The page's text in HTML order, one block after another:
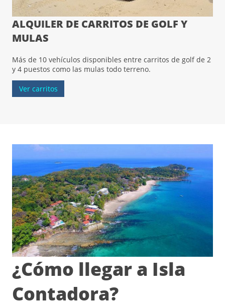
ALQUILER DE CARRITOS DE GOLF Y
MULAS
Más de 10 vehículos disponibles entre carritos de golf de 2
y 4 puestos como las mulas todo terreno.
Ver carritos
¿Cómo llegar a Isla
Contadora?